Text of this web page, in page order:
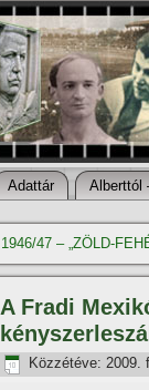
Adattár Alberttól
1946/47 – „ZÖLD-
A Fradi
Közzétéve: 2009.